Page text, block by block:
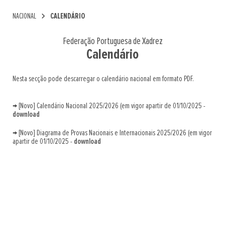
NACIONAL chevron_right CALENDÁRIO
Federação Portuguesa de Xadrez
Calendário
Nesta secção pode descarregar o calendário nacional em formato PDF.
→ [Novo] Calendário Nacional 2025/2026 (em vigor apartir de 01/10/2025 -
download
→ [Novo] Diagrama de Provas Nacionais e Internacionais 2025/2026 (em vigor
apartir de 01/10/2025 - download